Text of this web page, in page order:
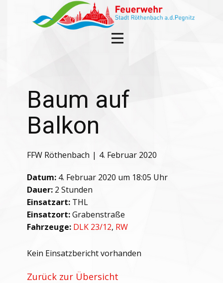
Baum auf
Balkon
FFW Röthenbach 4. Februar 2020
Datum: 4. Februar 2020 um 18:05 Uhr
Dauer: 2 Stunden
Einsatzart: THL
Einsatzort:Grabenstraße
Fahrzeuge: DLK 23/12, RW
Kein Einsatzbericht vorhanden
Zurück zur Übersicht